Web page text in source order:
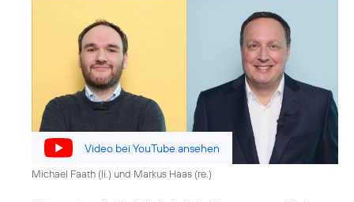
Video bei YouTube ansehen
Michael Faath (li.) und Markus Haas (re.)